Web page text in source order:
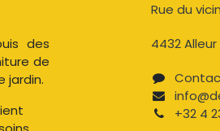
des
de
jardin.
Rue du
4432
+32 4